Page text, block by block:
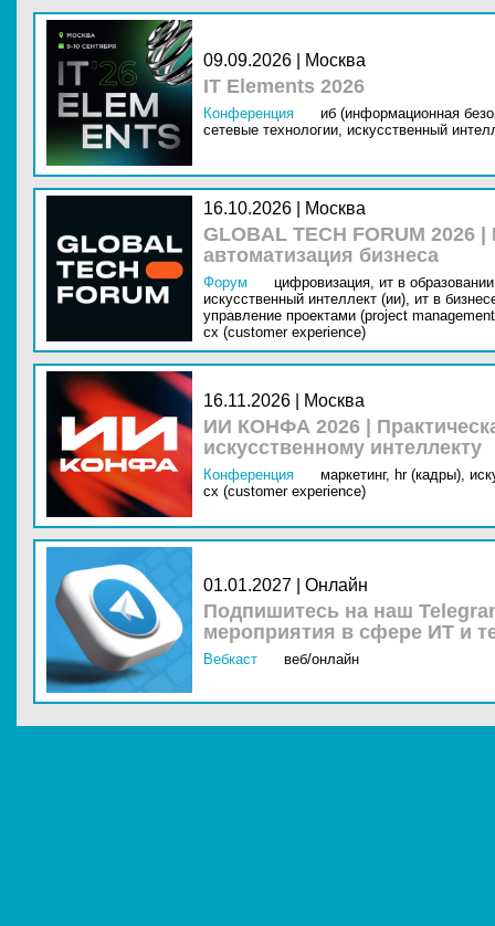
09.09.2026 | Москва
IT Elements 2026
Конференция
иб (информационная
сетевые технологии, искусственный
16.10.2026 | Москва
GLOBAL TECH FORUM
автоматизация бизнеса
Форум цифровизация, ит в
искусственный интеллект (ии), ит в
управление проектами (project
cx (customer experience)
16.11.2026 | Москва
ИИ КОНФА 2026 |
искусственному интеллекту
Конференция маркетинг, hr (кадры),
cx (customer experience)
01.01.2027 | Онлайн
Подпишитесь на наш
мероприятия в сфере ИТ и
Вебкаст веб/онлайн